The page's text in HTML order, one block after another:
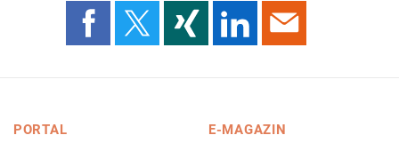
PORTAL E-MAGAZIN